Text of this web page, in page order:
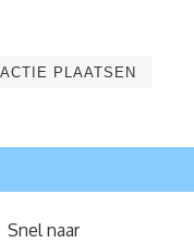
Snel naar